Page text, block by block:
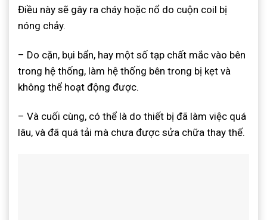
Điều này sẽ gây ra cháy hoặc nổ do cuộn coil bị
nóng chảy.
– Do cặn, bụi bẩn, hay một số tạp chất mắc vào bên
trong hệ thống, làm hệ thống bên trong bị kẹt và
không thể hoạt động được.
– Và cuối cùng, có thể là do thiết bị đã làm việc quá
lâu, và đã quá tải mà chưa được sửa chữa thay thế.